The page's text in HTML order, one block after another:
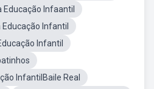
Infaantil
Infantil
Infantil
InfantilBaile Real